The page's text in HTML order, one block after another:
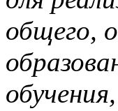
общего,